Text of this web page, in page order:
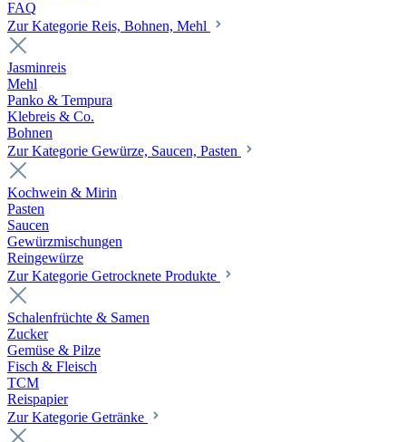
FAQ
Zur Kategorie Reis, Bohnen, Mehl
Jasminreis
Mehl
Panko & Tempura
Klebreis & Co.
Bohnen
Zur Kategorie Gewürze, Saucen, Pasten
Kochwein & Mirin
Pasten
Saucen
Gewürzmischungen
Reingewürze
Zur Kategorie Getrocknete Produkte
Schalenfrüchte & Samen
Zucker
Gemüse & Pilze
Fisch & Fleisch
TCM
Reispapier
Zur Kategorie Getränke